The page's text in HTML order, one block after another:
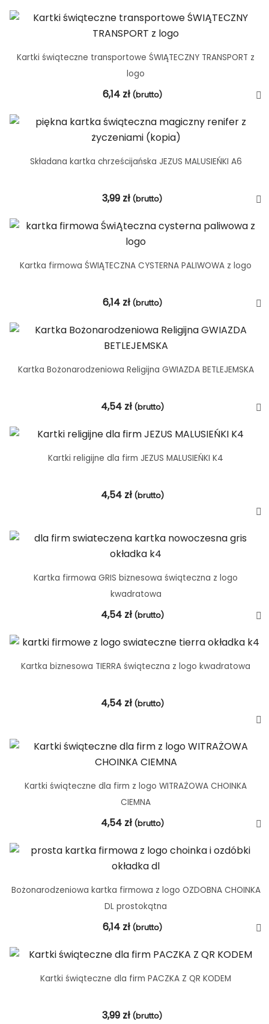
Kartki świąteczne transportowe ŚWIĄTECZNY TRANSPORT z
logo
6,14 zł (brutto)
Składana kartka chrześcijańska JEZUS MALUSIEŃKI A6
3,99 zł (brutto)
Kartka firmowa ŚWIĄTECZNA CYSTERNA PALIWOWA z logo
6,14 zł (brutto)
Kartka Bożonarodzeniowa Religijna GWIAZDA BETLEJEMSKA
4,54 zł (brutto)
Kartki religijne dla firm JEZUS MALUSIEŃKI K4
4,54 zł (brutto)
Kartka firmowa GRIS biznesowa świąteczna z logo
kwadratowa
4,54 zł (brutto)
Kartka biznesowa TIERRA świąteczna z logo kwadratowa
4,54 zł (brutto)
Kartki świąteczne dla firm z logo WITRAŻOWA CHOINKA
CIEMNA
4,54 zł (brutto)
Bożonarodzeniowa kartka firmowa z logo OZDOBNA CHOINKA
DL prostokątna
6,14 zł (brutto)
Kartki świąteczne dla firm PACZKA Z QR KODEM
3,99 zł (brutto)